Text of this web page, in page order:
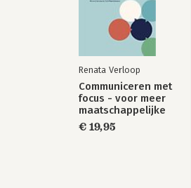
Renata Verloop
Communiceren met
focus - voor meer
maatschappelijke
impact
€ 19,95